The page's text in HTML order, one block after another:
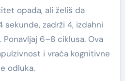
opada, ali želiš da
sekunde, zadrži 4, izdahni
6–8 ciklusa. Ova
i vraća kognitivne
odluka.